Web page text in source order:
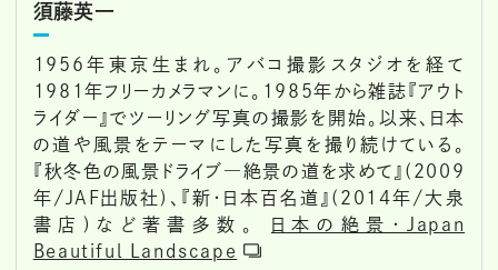
須藤英一
1956年東京生まれ。アバコ撮影スタジオを経て
1981年フリーカメラマンに。1985年から雑誌『アウト
ライダー』でツーリング写真の撮影を開始。以来、日本
の道や風景をテーマにした写真を撮り続けている。
『秋冬色の風景ドライブ―絶景の道を求めて』(2009
年/JAF出版社)、『新・日本百名道』(2014年/大泉
書店)など著書多数。
日本の絶景・Japan
Beautiful Landscape